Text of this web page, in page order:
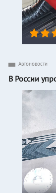
Автоновости
В России